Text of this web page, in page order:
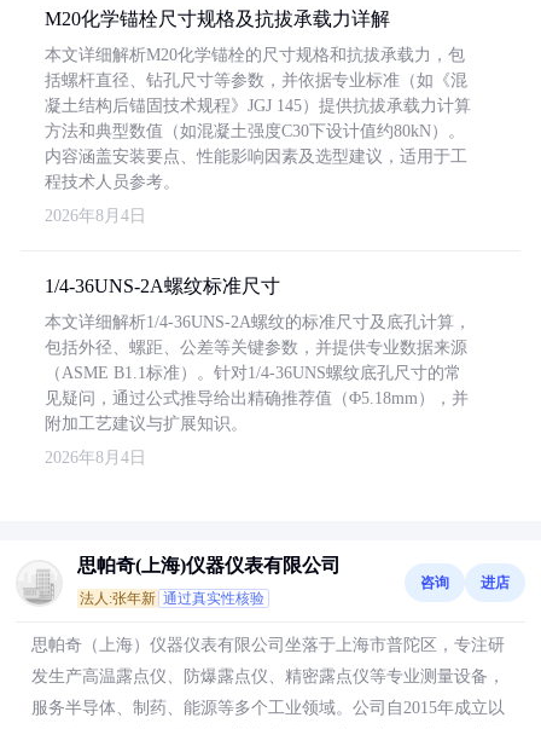
M20化学锚栓尺寸规格及抗拔承载力详解
本文详细解析M20化学锚栓的尺寸规格和抗拔承载力，包
括螺杆直径、钻孔尺寸等参数，并依据专业标准（如《混
凝土结构后锚固技术规程》JGJ 145）提供抗拔承载力计算
方法和典型数值（如混凝土强度C30下设计值约80kN）。
内容涵盖安装要点、性能影响因素及选型建议，适用于工
程技术人员参考。
2026年8月4日
1/4-36UNS-2A螺纹标准尺寸
本文详细解析1/4-36UNS-2A螺纹的标准尺寸及底孔计算，
包括外径、螺距、公差等关键参数，并提供专业数据来源
（ASME B1.1标准）。针对1/4-36UNS螺纹底孔尺寸的常
见疑问，通过公式推导给出精确推荐值（Φ5.18mm），并
附加工艺建议与扩展知识。
2026年8月4日
思帕奇(上海)仪器仪表有限公司
法人:张年新 通过真实性核验
咨询 进店
思帕奇（上海）仪器仪表有限公司坐落于上海市普陀区，专注研
发生产高温露点仪、防爆露点仪、精密露点仪等专业测量设备，
服务半导体、制药、能源等多个工业领域。公司自2015年成立以